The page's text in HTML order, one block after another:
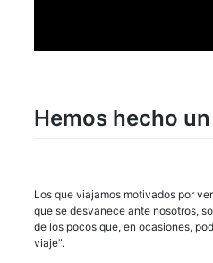
Hemos hecho
Los que viajamos motivados por
que se desvanece ante nosotros,
de los pocos que, en ocasiones,
viaje”.